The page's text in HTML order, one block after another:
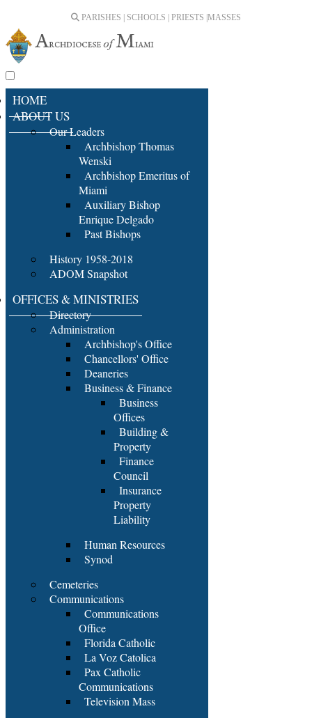
PARISHES | SCHOOLS | PRIESTS | MASSES
HOME
ABOUT US
Our Leaders
Archbishop Thomas
Wenski
Archbishop Emeritus of
Miami
Auxiliary Bishop
Enrique Delgado
Past Bishops
History 1958-2018
ADOM Snapshot
OFFICES & MINISTRIES
Directory
Administration
Archbishop's Office
Chancellors' Office
Deaneries
Business & Finance
Business
Offices
Building &
Property
Finance
Council
Insurance
Property
Liability
Human Resources
Synod
Cemeteries
Communications
Communications
Office
Florida Catholic
La Voz Catolica
Pax Catholic
Communications
Television Mass